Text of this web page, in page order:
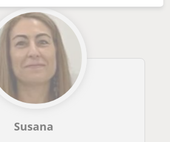
Susana